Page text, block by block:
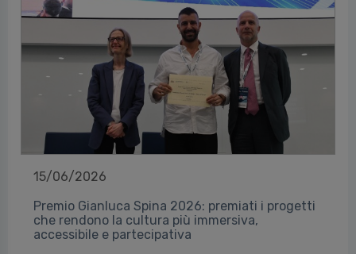
15/06/2026
Premio Gianluca Spina 2026: premiati i progetti
che rendono la cultura più immersiva,
accessibile e partecipativa